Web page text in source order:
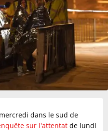
dans le sud de
sur l'attentat de lundi